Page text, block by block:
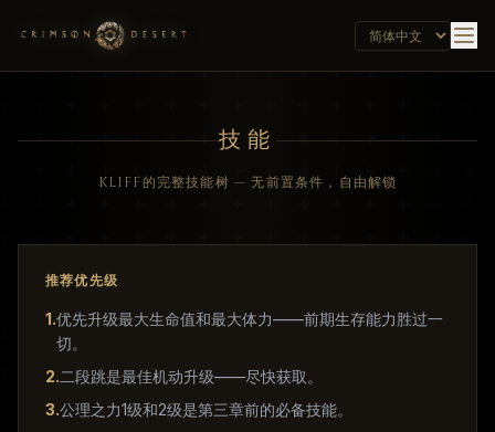
技能
KLIFF的完整技能树 — 无前置条件，自由解锁
推荐优先级
1.优先升级最大生命值和最大体力——前期生存能力胜过一
切。
2.二段跳是最佳机动升级——尽快获取。
3.公理之力1级和2级是第三章前的必备技能。